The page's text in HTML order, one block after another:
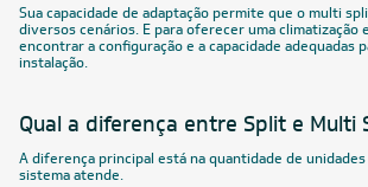
Sua capacidade de adaptação permite que o multi
diversos cenários. E para oferecer uma
encontrar a configuração e a capacidade adequadas
instalação.
Qual a diferença entre Split e Multi
A diferença principal está na quantidade de
sistema atende.